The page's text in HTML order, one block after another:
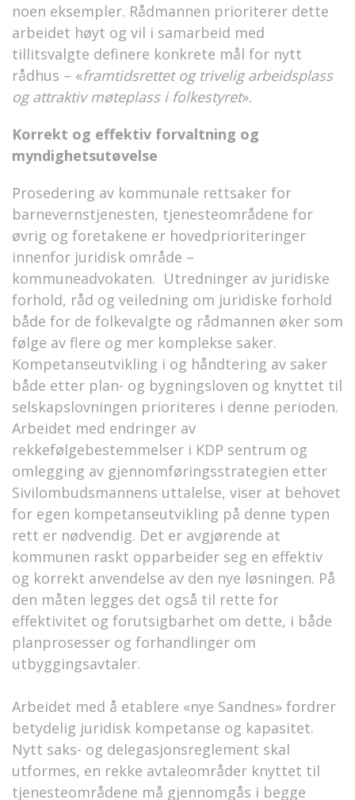
noen eksempler. Rådmannen prioriterer dette
arbeidet høyt og vil i samarbeid med
tillitsvalgte definere konkrete mål for nytt
rådhus – «framtidsrettet og trivelig arbeidsplass
og attraktiv møteplass i folkestyret».
Korrekt og effektiv forvaltning og
myndighetsutøvelse
Prosedering av kommunale rettsaker for
barnevernstjenesten, tjenesteområdene for
øvrig og foretakene er hovedprioriteringer
innenfor juridisk område –
kommuneadvokaten. Utredninger av juridiske
forhold, råd og veiledning om juridiske forhold
både for de folkevalgte og rådmannen øker som
følge av flere og mer komplekse saker.
Kompetanseutvikling i og håndtering av saker
både etter plan- og bygningsloven og knyttet til
selskapslovningen prioriteres i denne perioden.
Arbeidet med endringer av
rekkefølgebestemmelser i KDP sentrum og
omlegging av gjennomføringsstrategien etter
Sivilombudsmannens uttalelse, viser at behovet
for egen kompetanseutvikling på denne typen
rett er nødvendig. Det er avgjørende at
kommunen raskt opparbeider seg en effektiv
og korrekt anvendelse av den nye løsningen. På
den måten legges det også til rette for
effektivitet og forutsigbarhet om dette, i både
planprosesser og forhandlinger om
utbyggingsavtaler.
Arbeidet med å etablere «nye Sandnes» fordrer
betydelig juridisk kompetanse og kapasitet.
Nytt saks- og delegasjonsreglement skal
utformes, en rekke avtaleområder knyttet til
tjenesteområdene må gjennomgås i begge